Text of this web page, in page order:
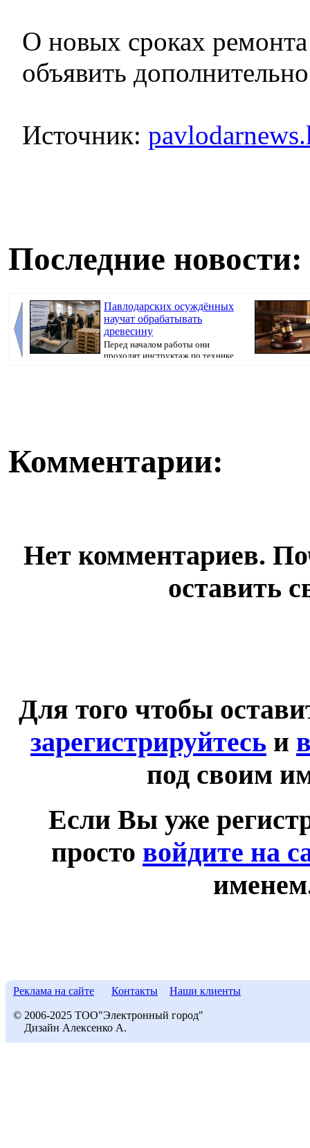
О новых сроках
объявить
Источник:
Последние новости:
Павлодарских осуждённых
научат обрабатывать
древесину
Перед началом работы они
проходят инструктаж по технике
Комментарии:
Нет комментариев.
оставить
Для того чтобы
зарегистрируйтесь и
под своим
Если Вы уже
просто войдите на
Реклама на сайте Контакты Наши клиенты
© 2006-2025 ТОО"Электронный город"
Дизайн Алексенко А.